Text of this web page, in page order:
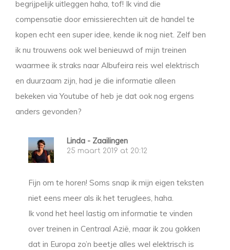
begrijpelijk uitleggen haha, tof! Ik vind die
compensatie door emissierechten uit de handel te
kopen echt een super idee, kende ik nog niet. Zelf ben
ik nu trouwens ook wel benieuwd of mijn treinen
waarmee ik straks naar Albufeira reis wel elektrisch
en duurzaam zijn, had je die informatie alleen
bekeken via Youtube of heb je dat ook nog ergens
anders gevonden?
Linda - Zaailingen
25 maart 2019 at 20:12
Fijn om te horen! Soms snap ik mijn eigen teksten
niet eens meer als ik het teruglees, haha.
Ik vond het heel lastig om informatie te vinden
over treinen in Centraal Azië, maar ik zou gokken
dat in Europa zo’n beetje alles wel elektrisch is